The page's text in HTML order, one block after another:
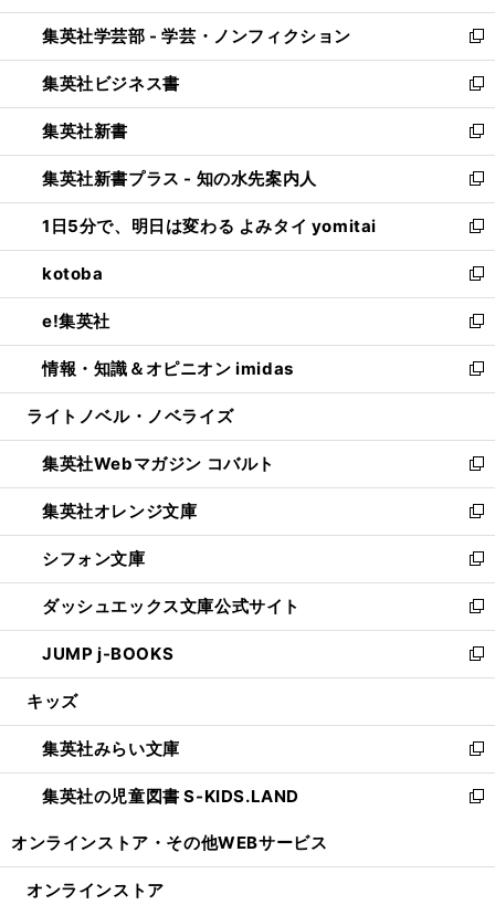
開
く
ウ
で
開
く
ン
ド
ウ
で
開
く
ウ
ィ
ン
ド
ウ
で
開
く
集英社学芸部 - 学芸・ノンフィクション
新
し
い
ウ
ィ
ン
ド
ウ
で
開
く
集英社ビジネス書
新
し
い
ウ
ィ
ン
ド
ウ
で
開
く
集英社新書
新
し
い
ウ
ィ
ン
ド
ウ
で
開
く
集英社新書プラス - 知の水先案内人
新
し
い
ウ
ィ
ン
ド
ウ
で
開
1日5分で、明日は変わる よみタイ yomitai
新
し
い
ウ
ィ
ン
ド
ウ
開
く
kotoba
新
し
い
ウ
ィ
ン
ウ
で
開
く
e!集英社
新
し
い
ウ
ン
ド
ウ
で
開
く
情報・知識＆オピニオン imidas
新
し
ウ
ィ
ン
ド
ウ
で
開
く
ライトノベル・ノベライズ
集英社Webマガジン コバルト
新
し
い
ウ
ィ
ン
ド
ウ
で
開
集英社オレンジ文庫
新
し
い
ウ
ィ
ン
ド
ウ
開
く
シフォン文庫
新
し
い
ウ
ィ
ン
ウ
で
開
く
ダッシュエックス文庫公式サイト
新
し
い
ウ
ン
ド
ウ
で
JUMP j-BOOKS
新
し
ウ
ィ
ン
ド
開
キッズ
集英社みらい文庫
新
し
い
ン
集英社の児童図書 S-KIDS.LAND
新
ウ
オンラインストア・ その他WEBサービス
オンラインストア